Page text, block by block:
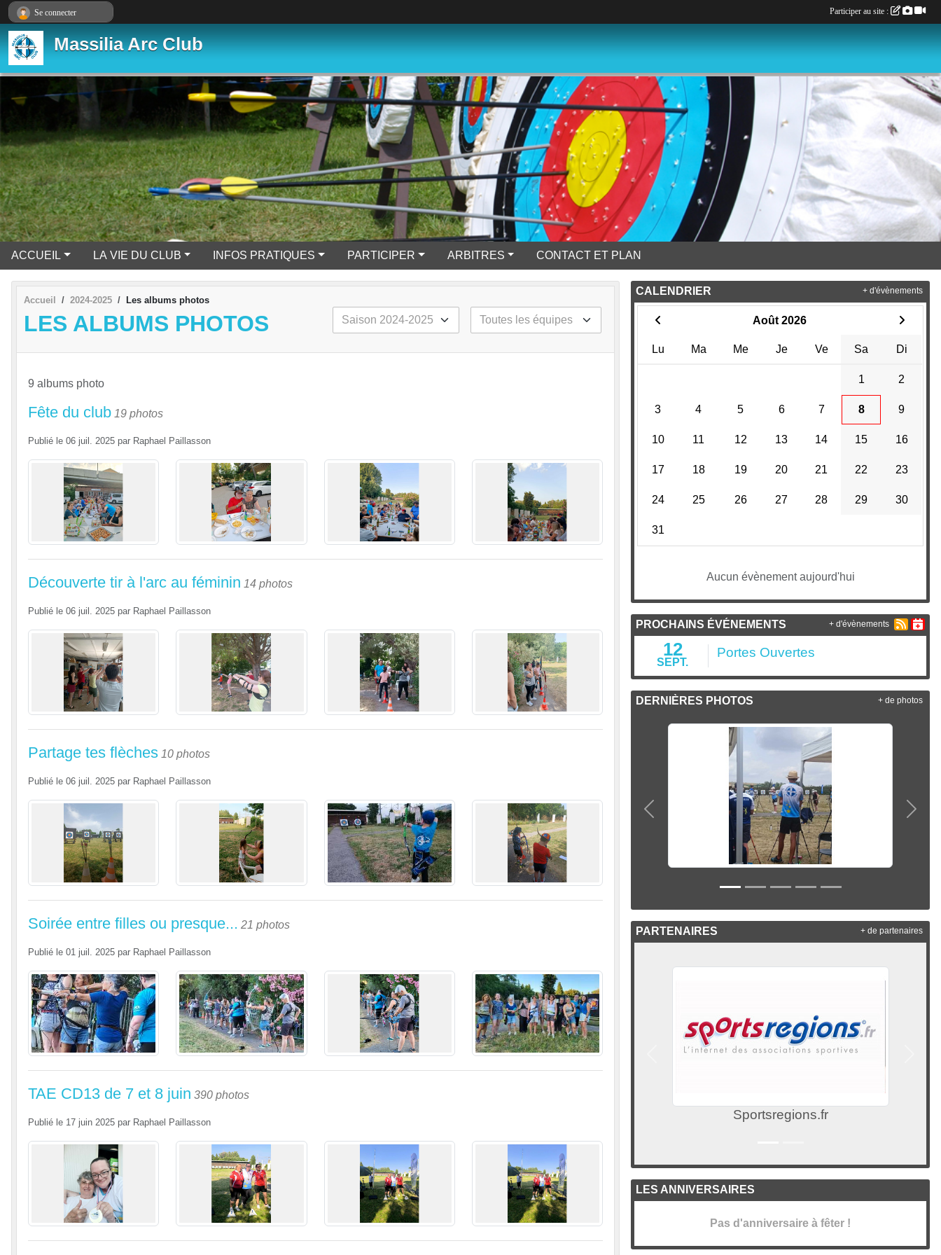
Massilia Arc Club
ACCUEIL LA VIE DU CLUB INFOS PRATIQUES PARTICIPER ARBITRES CONTACT ET PLAN
Accueil 2024-2025 Les albums photos
LES ALBUMS PHOTOS
9 albums photo
Fête du club 19 photos
Publié le 06 juil. 2025 par Raphael Paillasson
Découverte tir à l'arc au féminin 14 photos
Publié le 06 juil. 2025 par Raphael Paillasson
Partage tes flèches 10 photos
Publié le 06 juil. 2025 par Raphael Paillasson
Soirée entre filles ou presque... 21 photos
Publié le 01 juil. 2025 par Raphael Paillasson
TAE CD13 de 7 et 8 juin 390 photos
Publié le 17 juin 2025 par Raphael Paillasson
CALENDRIER
Août 2026
Lu Ma Me Je Ve Sa Di
1 2
3 4 5 6 7 8 9
10 11 12 13 14 15 16
17 18 19 20 21 22 23
24 25 26 27 28 29 30
31
Aucun évènement aujourd'hui
+ d'évènements
PROCHAINS ÉVÉNEMENTS
12
SEPT.
Portes Ouvertes
+ d'évènements
DERNIÈRES PHOTOS
Précedent
+ de photos
PARTENAIRES
Heracles archerie
+ de partenaires
LES ANNIVERSAIRES
Pas d'anniversaire à fêter !
Se connecter Participer au site :
Panneau de gestion des cookies